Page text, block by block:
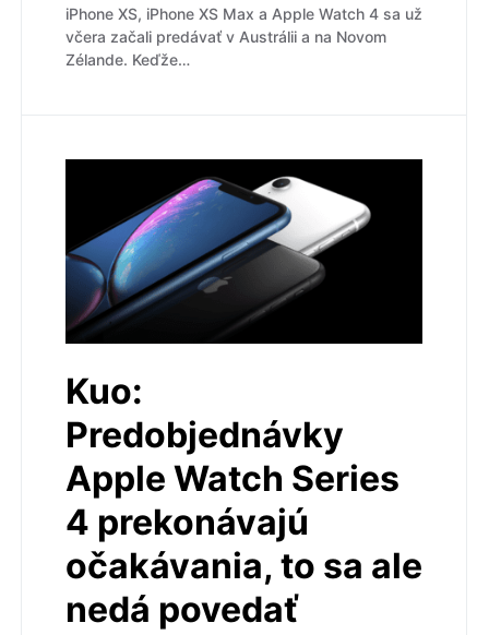
iPhone XS, iPhone XS Max a Apple Watch 4 sa už
včera začali predávať v Austrálii a na Novom
Zélande. Keďže…
Kuo:
Predobjednávky
Apple Watch Series
4 prekonávajú
očakávania, to sa ale
nedá povedať